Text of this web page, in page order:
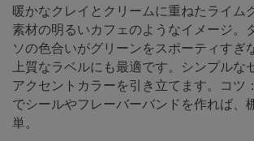
暖かなクレイとクリームに重ねたライム
素材の明るいカフェのようなイメージ。
ソの色合いがグリーンをスポーティすぎ
上質なラベルにも最適です。シンプルな
アクセントカラーを引き立てます。コツ
でシールやフレーバーバンドを作れば、
単。